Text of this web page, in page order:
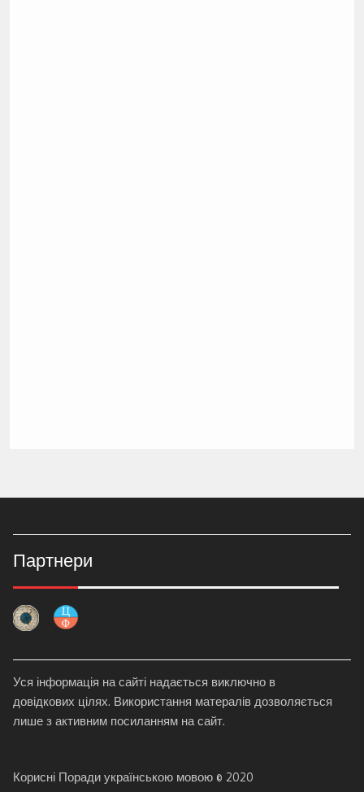
Партнери
Уся інформація на сайті надається виключно в
довідкових цілях. Використання матералів дозволяється
лише з активним посиланням на сайт.
Корисні Поради українською мовою © 2020